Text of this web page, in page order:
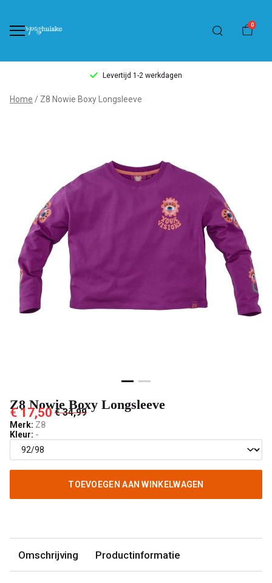
0
Levertijd 1-2 werkdagen
Z8
Longsleeve
Pashuiske
Home Z8 Nowie Boxy Longsleeve
Z8 Nowie Boxy Longsleeve
€ 17,50 € 34,99
Merk: Z8
Kleur: -
TOEVOEGEN AAN WINKELWAGEN
Omschrijving Productinformatie